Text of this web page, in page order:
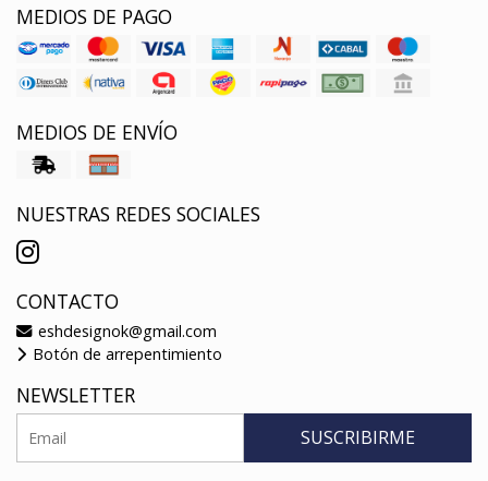
MEDIOS DE PAGO
MEDIOS DE ENVÍO
NUESTRAS REDES SOCIALES
CONTACTO
eshdesignok@gmail.com
Botón de arrepentimiento
NEWSLETTER
SUSCRIBIRME